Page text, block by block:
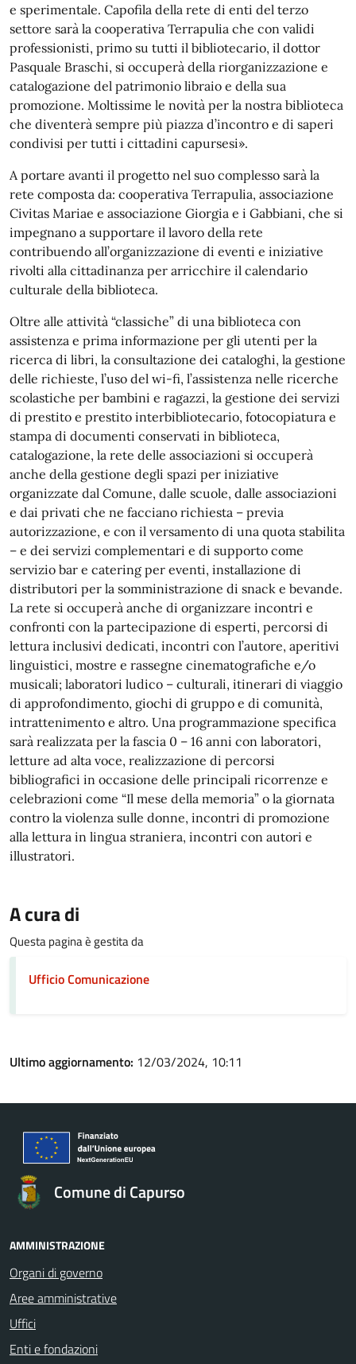
e sperimentale. Capofila della rete di enti del terzo
settore sarà la cooperativa Terrapulia che con validi
professionisti, primo su tutti il bibliotecario, il dottor
Pasquale Braschi, si occuperà della riorganizzazione e
catalogazione del patrimonio libraio e della sua
promozione. Moltissime le novità per la nostra biblioteca
che diventerà sempre più piazza d’incontro e di saperi
condivisi per tutti i cittadini capursesi».
A portare avanti il progetto nel suo complesso sarà la
rete composta da: cooperativa Terrapulia, associazione
Civitas Mariae e associazione Giorgia e i Gabbiani, che si
impegnano a supportare il lavoro della rete
contribuendo all’organizzazione di eventi e iniziative
rivolti alla cittadinanza per arricchire il calendario
culturale della biblioteca.
Oltre alle attività “classiche” di una biblioteca con
assistenza e prima informazione per gli utenti per la
ricerca di libri, la consultazione dei cataloghi, la gestione
delle richieste, l’uso del wi-fi, l’assistenza nelle ricerche
scolastiche per bambini e ragazzi, la gestione dei servizi
di prestito e prestito interbibliotecario, fotocopiatura e
stampa di documenti conservati in biblioteca,
catalogazione, la rete delle associazioni si occuperà
anche della gestione degli spazi per iniziative
organizzate dal Comune, dalle scuole, dalle associazioni
e dai privati che ne facciano richiesta – previa
autorizzazione, e con il versamento di una quota stabilita
– e dei servizi complementari e di supporto come
servizio bar e catering per eventi, installazione di
distributori per la somministrazione di snack e bevande.
La rete si occuperà anche di organizzare incontri e
confronti con la partecipazione di esperti, percorsi di
lettura inclusivi dedicati, incontri con l’autore, aperitivi
linguistici, mostre e rassegne cinematografiche e/o
musicali; laboratori ludico – culturali, itinerari di viaggio
di approfondimento, giochi di gruppo e di comunità,
intrattenimento e altro. Una programmazione specifica
sarà realizzata per la fascia 0 – 16 anni con laboratori,
letture ad alta voce, realizzazione di percorsi
bibliografici in occasione delle principali ricorrenze e
celebrazioni come “Il mese della memoria” o la giornata
contro la violenza sulle donne, incontri di promozione
alla lettura in lingua straniera, incontri con autori e
illustratori.
A cura di
Questa pagina è gestita da
Ufficio Comunicazione
Ultimo aggiornamento: 12/03/2024, 10:11
Comune di Capurso
AMMINISTRAZIONE
Organi di governo
Aree amministrative
Uffici
Enti e fondazioni